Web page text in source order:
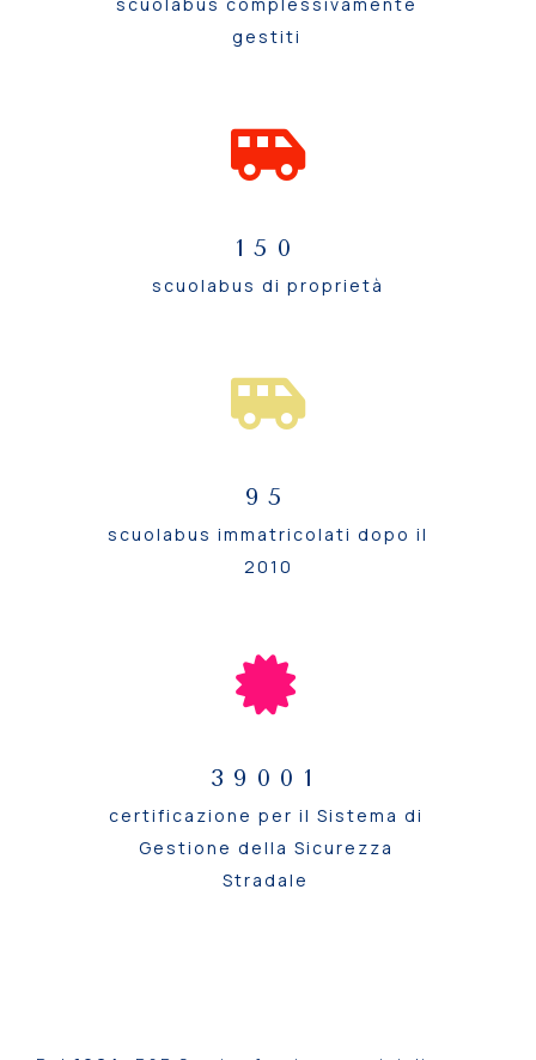
gestiti
150
scuolabus di proprietà
95
scuolabus immatricolati dopo il
2010
39001
certificazione per il Sistema di
Gestione della Sicurezza
Stradale